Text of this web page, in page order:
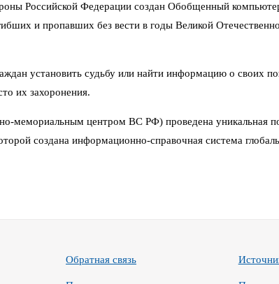
Российской Федерации создан Обобщенный
и пропавших без вести в годы Великой
установить судьбу или найти информацию о своих
их захоронения.
мемориальным центром ВС РФ) проведена уникальная
создана информационно-справочная система
Обратная связь